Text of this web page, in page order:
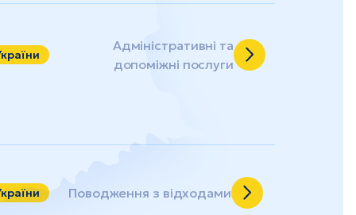
Адміністративні та
допоміжні послуги
Поводження з відходами